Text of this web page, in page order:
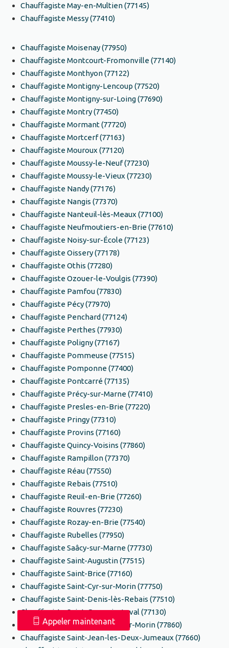
Chauffagiste May-en-Multien (77145)
Chauffagiste Messy (77410)
Chauffagiste Moisenay (77950)
Chauffagiste Montcourt-Fromonville (77140)
Chauffagiste Monthyon (77122)
Chauffagiste Montigny-Lencoup (77520)
Chauffagiste Montigny-sur-Loing (77690)
Chauffagiste Montry (77450)
Chauffagiste Mormant (77720)
Chauffagiste Mortcerf (77163)
Chauffagiste Mouroux (77120)
Chauffagiste Moussy-le-Neuf (77230)
Chauffagiste Moussy-le-Vieux (77230)
Chauffagiste Nandy (77176)
Chauffagiste Nangis (77370)
Chauffagiste Nanteuil-lès-Meaux (77100)
Chauffagiste Neufmoutiers-en-Brie (77610)
Chauffagiste Noisy-sur-École (77123)
Chauffagiste Oissery (77178)
Chauffagiste Othis (77280)
Chauffagiste Ozouer-le-Voulgis (77390)
Chauffagiste Pamfou (77830)
Chauffagiste Pécy (77970)
Chauffagiste Penchard (77124)
Chauffagiste Perthes (77930)
Chauffagiste Poligny (77167)
Chauffagiste Pommeuse (77515)
Chauffagiste Pomponne (77400)
Chauffagiste Pontcarré (77135)
Chauffagiste Précy-sur-Marne (77410)
Chauffagiste Presles-en-Brie (77220)
Chauffagiste Pringy (77310)
Chauffagiste Provins (77160)
Chauffagiste Quincy-Voisins (77860)
Chauffagiste Rampillon (77370)
Chauffagiste Réau (77550)
Chauffagiste Rebais (77510)
Chauffagiste Reuil-en-Brie (77260)
Chauffagiste Rouvres (77230)
Chauffagiste Rozay-en-Brie (77540)
Chauffagiste Rubelles (77950)
Chauffagiste Saâcy-sur-Marne (77730)
Chauffagiste Saint-Augustin (77515)
Chauffagiste Saint-Brice (77160)
Chauffagiste Saint-Cyr-sur-Morin (77750)
Chauffagiste Saint-Denis-lès-Rebais (77510)
Chauffagiste Saint-Germain-Laval (77130)
Chauffagiste Saint-Germain-sur-Morin (77860)
Chauffagiste Saint-Jean-les-Deux-Jumeaux (77660)
Appeler maintenant